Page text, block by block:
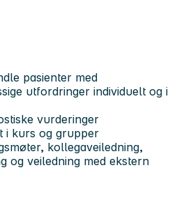
pasienter med
utfordringer individuelt og i
vurderinger
i kurs og grupper
kollegaveiledning,
og veiledning med ekstern